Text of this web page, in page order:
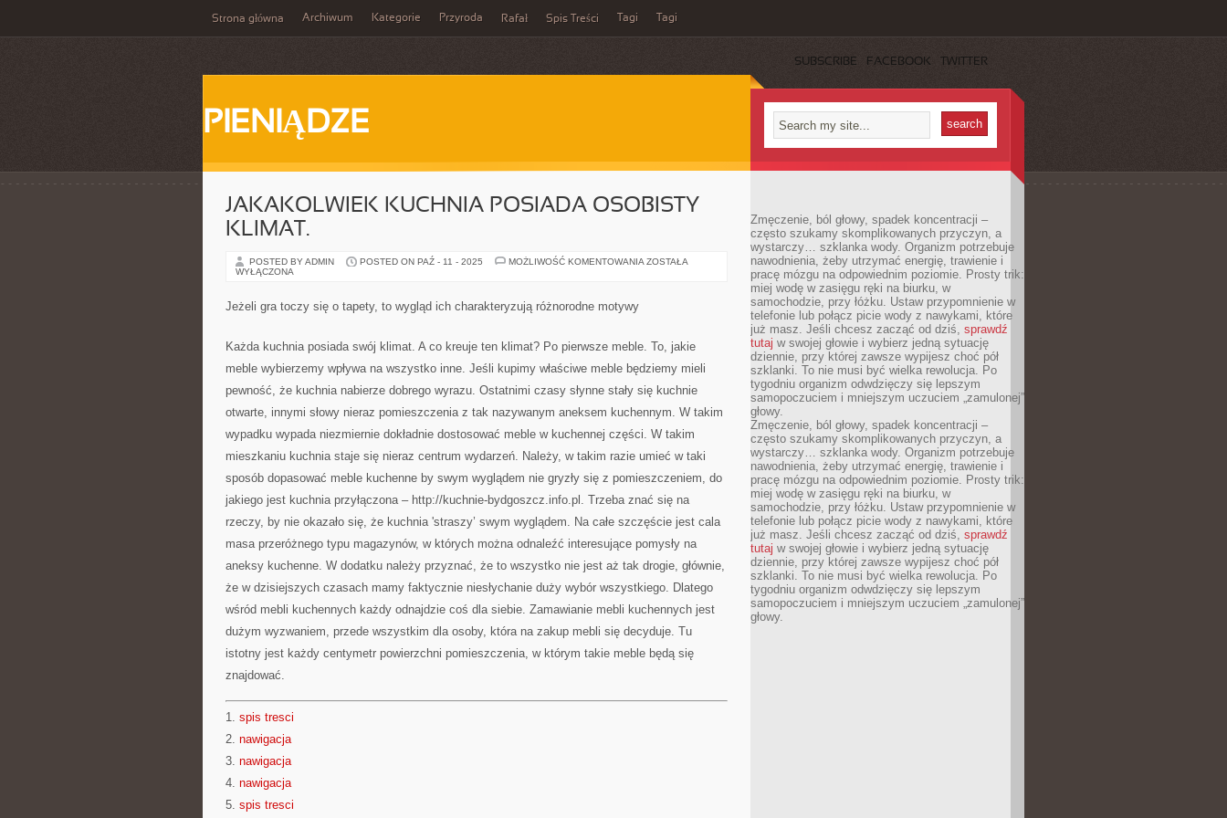
Strona główna Archiwum Kategorie Przyroda Rafał Spis Treści Tagi Tagi
SUBSCRIBE FACEBOOK TWITTER
PIENIĄDZE
JAKAKOLWIEK KUCHNIA POSIADA OSOBISTY
KLIMAT.
POSTED BY ADMIN POSTED ON PAŹ - 11 - 2025 MOŻLIWOŚĆ KOMENTOWANIA JAKAKOLWIEK
ZOSTAŁA
WYŁĄCZONA
Jeżeli gra toczy się o tapety, to wygląd ich charakteryzują różnorodne motywy
Każda kuchnia posiada swój klimat. A co kreuje ten klimat? Po pierwsze meble. To, jakie
meble wybierzemy wpływa na wszystko inne. Jeśli kupimy właściwe meble będziemy mieli
pewność, że kuchnia nabierze dobrego wyrazu. Ostatnimi czasy słynne stały się kuchnie
otwarte, innymi słowy nieraz pomieszczenia z tak nazywanym aneksem kuchennym. W takim
wypadku wypada niezmiernie dokładnie dostosować meble w kuchennej części. W takim
mieszkaniu kuchnia staje się nieraz centrum wydarzeń. Należy, w takim razie umieć w taki
sposób dopasować meble kuchenne by swym wyglądem nie gryzły się z pomieszczeniem, do
jakiego jest kuchnia przyłączona – http://kuchnie-bydgoszcz.info.pl. Trzeba znać się na
rzeczy, by nie okazało się, że kuchnia 'straszy’ swym wyglądem. Na całe szczęście jest cala
masa przeróżnego typu magazynów, w których można odnaleźć interesujące pomysły na
aneksy kuchenne. W dodatku należy przyznać, że to wszystko nie jest aż tak drogie, głównie,
że w dzisiejszych czasach mamy faktycznie niesłychanie duży wybór wszystkiego. Dlatego
wśród mebli kuchennych każdy odnajdzie coś dla siebie. Zamawianie mebli kuchennych jest
dużym wyzwaniem, przede wszystkim dla osoby, która na zakup mebli się decyduje. Tu
istotny jest każdy centymetr powierzchni pomieszczenia, w którym takie meble będą się
znajdować.
1. spis tresci
2. nawigacja
3. nawigacja
4. nawigacja
5. spis tresci
Zmęczenie, ból głowy, spadek koncentracji –
często szukamy skomplikowanych przyczyn, a
wystarczy… szklanka wody. Organizm potrzebuje
nawodnienia, żeby utrzymać energię, trawienie i
pracę mózgu na odpowiednim poziomie. Prosty trik:
miej wodę w zasięgu ręki na biurku, w
samochodzie, przy łóżku. Ustaw przypomnienie w
telefonie lub połącz picie wody z nawykami, które
już masz. Jeśli chcesz zacząć od dziś, sprawdź
tutaj w swojej głowie i wybierz jedną sytuację
dziennie, przy której zawsze wypijesz choć pół
szklanki. To nie musi być wielka rewolucja. Po
tygodniu organizm odwdzięczy się lepszym
samopoczuciem i mniejszym uczuciem „zamulonej”
głowy.
Zmęczenie, ból głowy, spadek koncentracji –
często szukamy skomplikowanych przyczyn, a
wystarczy… szklanka wody. Organizm potrzebuje
nawodnienia, żeby utrzymać energię, trawienie i
pracę mózgu na odpowiednim poziomie. Prosty trik:
miej wodę w zasięgu ręki na biurku, w
samochodzie, przy łóżku. Ustaw przypomnienie w
telefonie lub połącz picie wody z nawykami, które
już masz. Jeśli chcesz zacząć od dziś, sprawdź
tutaj w swojej głowie i wybierz jedną sytuację
dziennie, przy której zawsze wypijesz choć pół
szklanki. To nie musi być wielka rewolucja. Po
tygodniu organizm odwdzięczy się lepszym
samopoczuciem i mniejszym uczuciem „zamulonej”
głowy.